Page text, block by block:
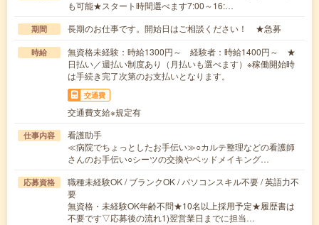
も可能★スタート時間選べます7:00～16:…
期間 長期のお仕事です。開始日はご相談ください！ ★急募
時給
無資格未経験：時給1300円～ 経験者：時給1400円～ ★
日払い／週払い制度あり（月払いも選べます）※稼働開始時
は手続き完了次第のお支払いとなります。
交通費
交通費支給※規定有
仕事内容
看護助手
≪病院でちょっとしたお手伝い≫○カルテ整理などの看護師
さんのお手伝い○シーツの交換やベッドメイキング…
応募資格
職種未経験OK / ブランクOK / パソコンスキル不要 / 英語力不
要
無資格・未経験OK年齢不問★10名以上採用予定★履歴書は
不要です▽応募後の流れ1)翌営業日までに担当…